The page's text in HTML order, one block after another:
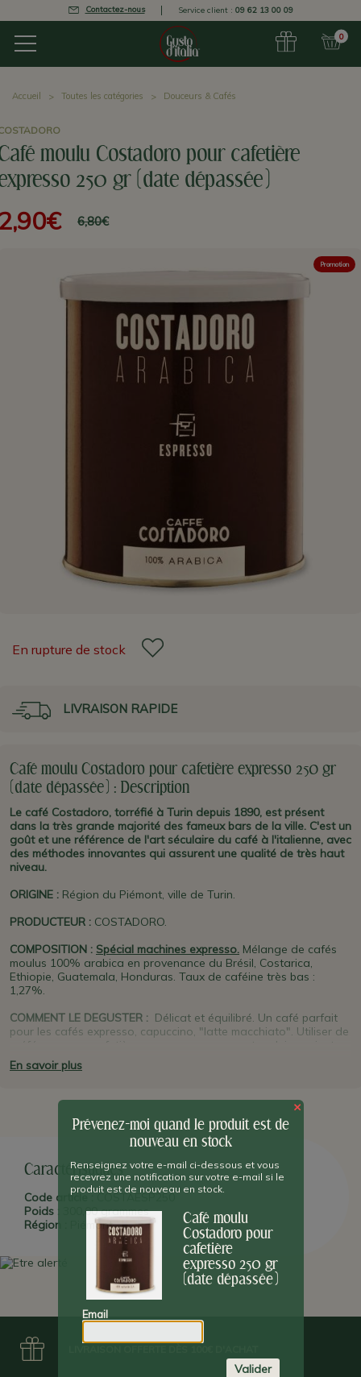
Contactez-nous Service client : 09 62 13 00 09
0
Accueil Toutes les catégories Douceurs & Cafés
moulu Costadoro pour cafetière
250 gr (date dépassée)
6,80€
Promotion
En rupture de stock
LIVRAISON RAPIDE
Café moulu Costadoro pour cafetière expresso 250 gr
(date dépassée) : Description
Le café Costadoro, torréfié à Turin depuis 1890, est présent
dans la très grande majorité des fameux bars de la ville. C'est un
goût et une référence de l'art séculaire du café à l'italienne, avec
des méthodes innovantes qui assurent une qualité de très haut
niveau.
ORIGINE : Région du Piémont, ville de Turin.
PRODUCTEUR : COSTADORO.
COMPOSITION : Spécial machines expresso. Mélange de cafés
moulus 100% arabica en provenance du Brésil, Costarica,
Ethiopie, Guatemala, Honduras. Taux de caféine très bas :
1,27%.
COMMENT LE DEGUSTER : Délicat et équilibré. Un café parfait
pour les cafés expresso, capuccino, "latte macchiato". Utiliser de
préférence une cafetière expresso car sa mouture lui convient
idéalement.
environ) et à basse température (210° - 220°C) afin d'assurer
une cuisson interne et externe homogène des grains. Le
refroidissement s'effectue à l'air libre pour que les grains aient
un faible taux d'humidité et ainsi un meilleur rendu final : un seul
d'expresso.
Date Limite d'Utilisation Optimale : 31/07/24
En savoir plus
Caractéristiques
Code article : COSTAESP250
Poids :
300,00 grammes
Région :
Piémont
×
Prévenez-moi quand le produit est de
nouveau en stock
Renseignez votre e-mail ci-dessous et vous
recevrez une notification sur votre e-mail si le
produit est de nouveau en stock.
Café moulu
Costadoro pour
cafetière
expresso 250 gr
(date dépassée)
Email
Valider